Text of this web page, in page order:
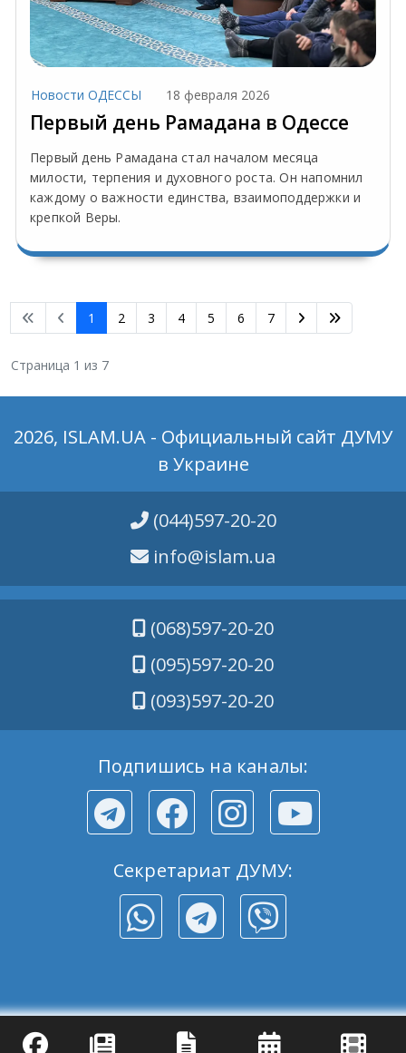
Новости ОДЕССЫ 18 февраля 2026
Первый день Рамадана в Одессе
Первый день Рамадана стал началом месяца
милости, терпения и духовного роста. Он напомнил
каждому о важности единства, взаимоподдержки и
крепкой Веры.
1 2 3 4 5 6 7
Страница 1 из 7
2026, ISLAM.UA - Официальный сайт ДУМУ
в Украине
(044)597-20-20
info@islam.ua
(068)597-20-20
(095)597-20-20
(093)597-20-20
Подпишись на каналы:
Секретариат ДУМУ: